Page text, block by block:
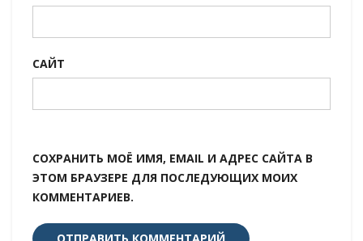
САЙТ
СОХРАНИТЬ МОЁ ИМЯ, EMAIL И АДРЕС САЙТА В
ЭТОМ БРАУЗЕРЕ ДЛЯ ПОСЛЕДУЮЩИХ МОИХ
КОММЕНТАРИЕВ.